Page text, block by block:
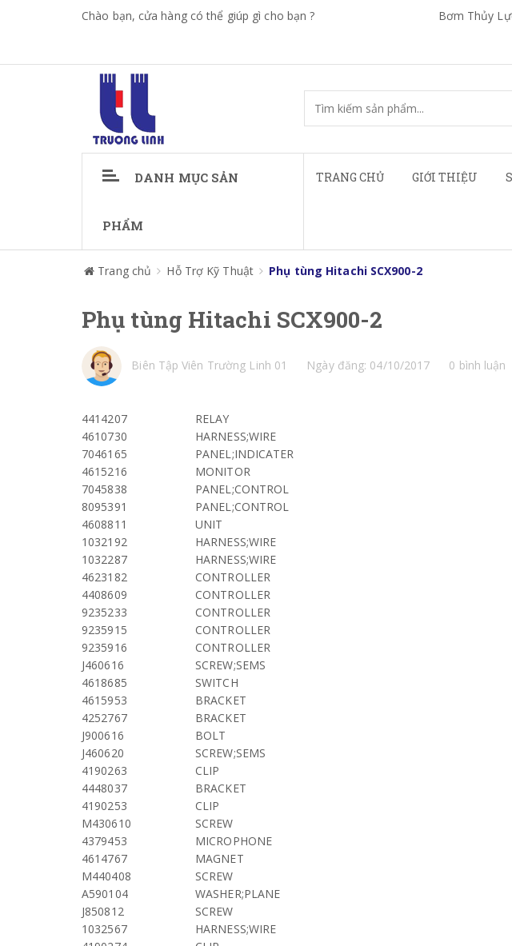
Chào bạn, cửa hàng có thể giúp gì cho bạn ? Bơm Thủy
DANH MỤC SẢN
PHẨM
TRANG CHỦ GIỚI THIỆU
Trang chủ Hỗ Trợ Kỹ Thuật Phụ tùng Hitachi SCX900-2
Phụ tùng Hitachi SCX900-2
Biên Tập Viên Trường Linh 01 Ngày đăng: 04/10/2017 0 bình luận
4414207
RELAY
4610730
HARNESS;WIRE
7046165
PANEL;INDICATER
4615216
MONITOR
7045838
PANEL;CONTROL
8095391
PANEL;CONTROL
4608811
UNIT
1032192
HARNESS;WIRE
1032287
HARNESS;WIRE
4623182
CONTROLLER
4408609
CONTROLLER
9235233
CONTROLLER
9235915
CONTROLLER
9235916
CONTROLLER
J460616
SCREW;SEMS
4618685
SWITCH
4615953
BRACKET
4252767
BRACKET
J900616
BOLT
J460620
SCREW;SEMS
4190263
CLIP
4448037
BRACKET
4190253
CLIP
M430610
SCREW
4379453
MICROPHONE
4614767
MAGNET
M440408
SCREW
A590104
WASHER;PLANE
J850812
SCREW
1032567
HARNESS;WIRE